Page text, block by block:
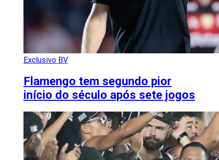
Exclusivo BV
Flamengo tem segundo pior
início do século após sete jogos